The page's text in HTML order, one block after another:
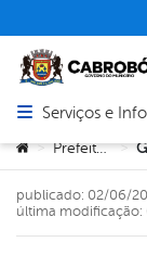
Abrir menu
Serviços e
Você está aqui:
> Prefeitura >
publicado: 02/06/
última